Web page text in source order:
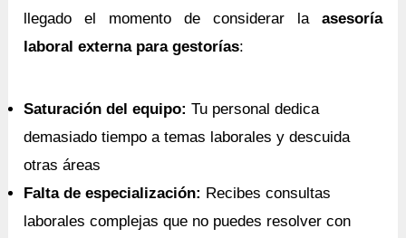
llegado el momento de considerar la asesoría
laboral externa para gestorías:
Saturación del equipo: Tu personal dedica
demasiado tiempo a temas laborales y descuida
otras áreas
Falta de especialización: Recibes consultas
laborales complejas que no puedes resolver con